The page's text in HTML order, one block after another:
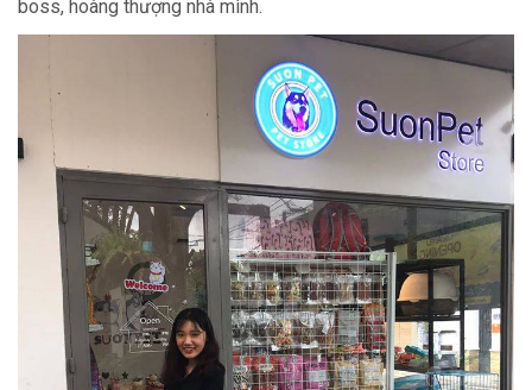
boss, hoàng thượng nhà mình.